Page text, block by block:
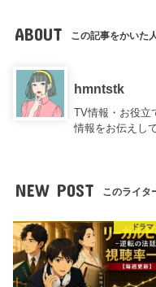
ABOUT この記事をかいた人
hmntstk
TV情報・お役立
情報をお伝えし
NEW POST このライタ
ドラマ